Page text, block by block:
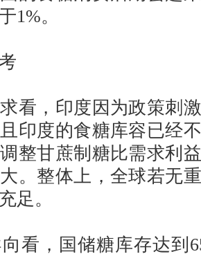
1%。
，印度因为政策刺激
印度的食糖库容已经
整甘蔗制糖比需求利
。整体上，全球若无
足。
，国储糖库存达到